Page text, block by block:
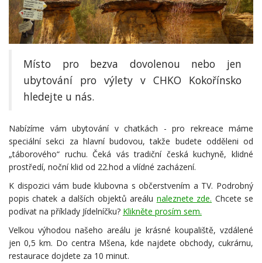
Místo pro bezva dovolenou nebo jen
ubytování pro výlety v CHKO Kokořínsko
hledejte u nás.
Nabízíme vám ubytování v chatkách - pro rekreace máme
speciální sekci za hlavní budovou, takže budete odděleni od
„táborového“ ruchu. Čeká vás tradiční česká kuchyně, klidné
prostředí, noční klid od 22.hod a vlídné zacházení.
K dispozici vám bude klubovna s občerstvením a TV. Podrobný
popis chatek a dalších objektů areálu naleznete zde. Chcete se
podívat na příklady Jídelníčku? Klikněte prosím sem.
Velkou výhodou našeho areálu je krásné koupaliště, vzdálené
jen 0,5 km. Do centra Mšena, kde najdete obchody, cukrárnu,
restaurace dojdete za 10 minut.